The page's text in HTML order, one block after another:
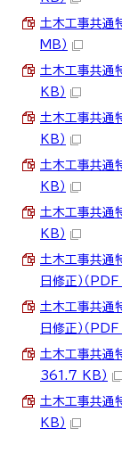
土木工事共通
MB）
土木工事共通
KB）
土木工事共通
KB）
土木工事共通
KB）
土木工事共通
KB）
土木工事共通
日修正）（
土木工事共通
日修正）（
土木工事共通
361.7 KB）
土木工事共通
KB）